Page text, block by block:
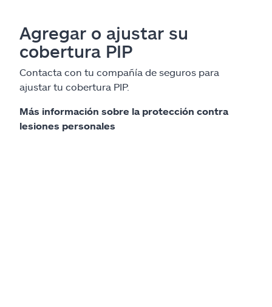
Agregar o ajustar su
cobertura PIP
Contacta con tu compañía de seguros para
ajustar tu cobertura PIP.
Más información sobre la protección contra
lesiones personales